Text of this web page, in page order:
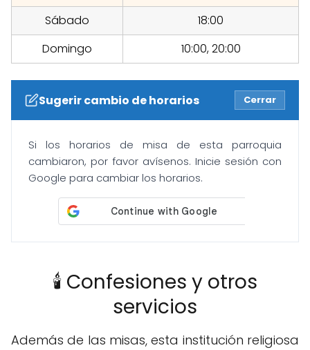
Sábado
18:00
Domingo
10:00, 20:00
Sugerir cambio de horarios Cerrar
Si los horarios de misa de esta parroquia
cambiaron, por favor avísenos. Inicie sesión con
Google para cambiar los horarios.
🕯️ Confesiones y otros
servicios
Además de las misas, esta institución religiosa